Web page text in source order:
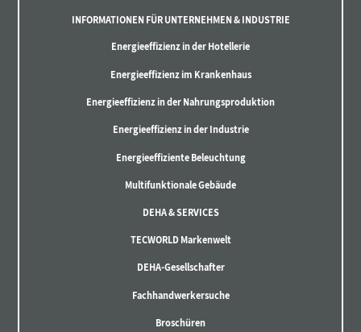
INFORMATIONEN FÜR UNTERNEHMEN & INDUSTRIE
Energieeffizienz in der Hotellerie
Energieeffizienz im Krankenhaus
Energieeffizienz in der Nahrungsproduktion
Energieeffizienz in der Industrie
Energieeffiziente Beleuchtung
Multifunktionale Gebäude
DEHA & SERVICES
TECWORLD Markenwelt
DEHA-Gesellschafter
Fachhandwerkersuche
Broschüren